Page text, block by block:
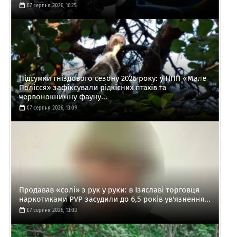
07 серпня 2026, 16:25
Підсумки гніздового сезону 2026 року: у НПП «Мале
Полісся» зафіксували рідкісних птахів та
червонокнижну фауну...
07 серпня 2026, 13:09
Продавав «солі» з рук у руки: в Ізяславі торговця
наркотиками PVP засудили до 6,5 років ув'язнення...
07 серпня 2026, 13:03